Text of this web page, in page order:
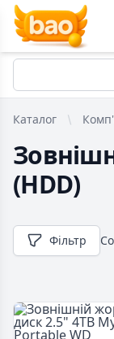
Каталог
(HDD)
Фільтр